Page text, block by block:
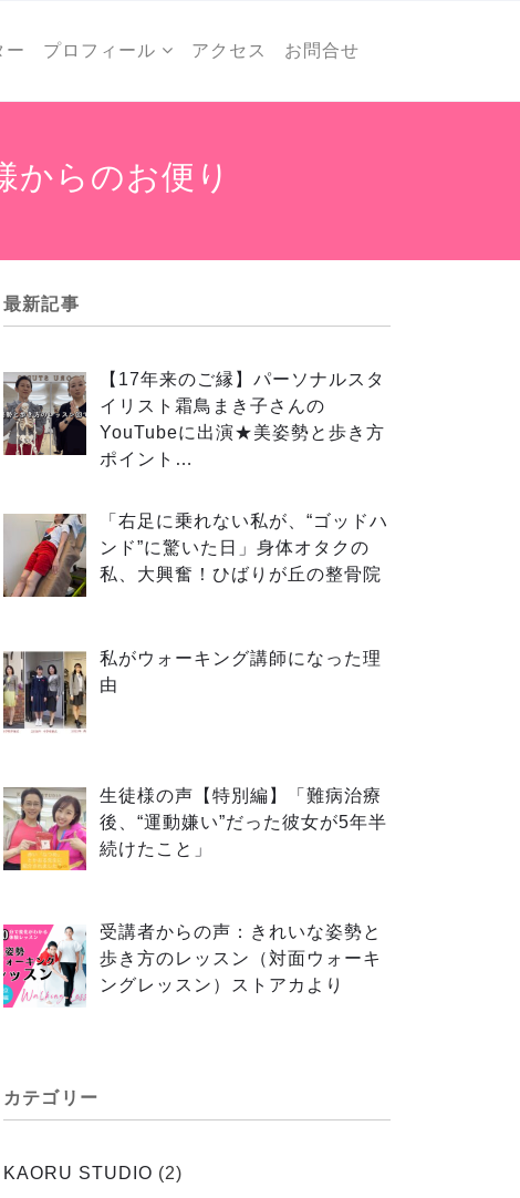
ー プロフィール アクセス お問合せ
からのお便り
最新記事
【17年来のご縁】パーソナルスタ
イリスト霜鳥まき子さんの
YouTubeに出演★美姿勢と歩き方
ポイント…
「右足に乗れない私が、“ゴッドハ
ンド”に驚いた日」身体オタクの
私、大興奮！ひばりが丘の整骨院
私がウォーキング講師になった理
由
生徒様の声【特別編】「難病治療
後、“運動嫌い”だった彼女が5年半
続けたこと」
受講者からの声：きれいな姿勢と
歩き方のレッスン（対面ウォーキ
ングレッスン）ストアカより
カテゴリー
KAORU STUDIO (2)